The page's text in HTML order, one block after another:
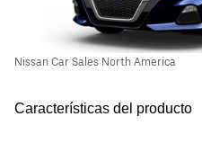
Nissan Car Sales North America
Características del producto